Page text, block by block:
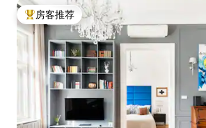
热门「房客推荐」
房客推荐